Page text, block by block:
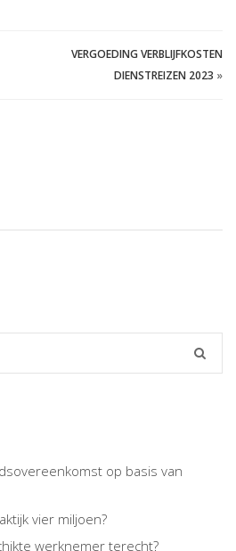
VERGOEDING VERBLIJFKOSTEN
DIENSTREIZEN 2023 »
op basis van
vier miljoen?
werknemer terecht?